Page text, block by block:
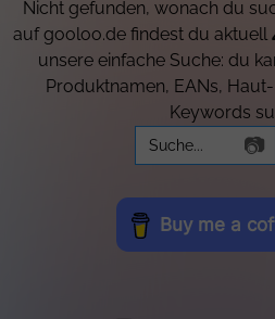
Nicht gefunden, wonach du
auf gooloo.de findest du aktuell
unsere einfache Suche: du
Produktnamen, EANs,
Keywords
Search
for:
📷